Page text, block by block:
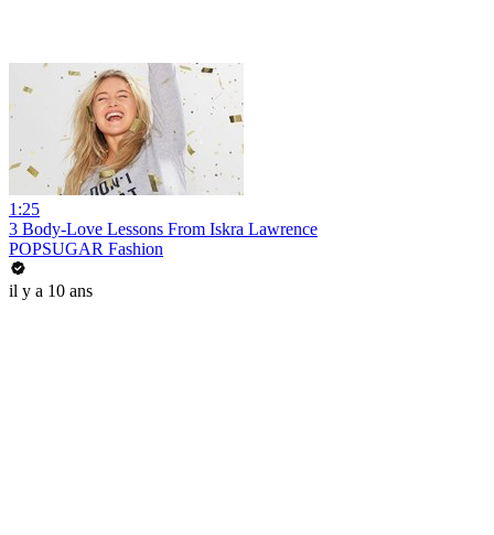
1:25
3 Body-Love Lessons From Iskra Lawrence
POPSUGAR Fashion
il y a 10 ans